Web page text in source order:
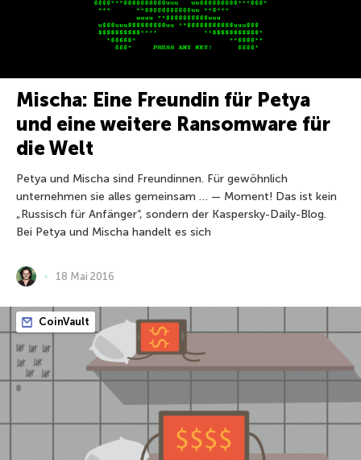
Mischa: Eine Freundin für Petya
und eine weitere Ransomware für
die Welt
Petya und Mischa sind Freundinnen. Für gewöhnlich
unternehmen sie alles gemeinsam … — Moment! Das ist kein
„Russisch für Anfänger“, sondern der Kaspersky-Daily-Blog.
Bei Petya und Mischa handelt es sich
18 Mai 2016
CoinVault